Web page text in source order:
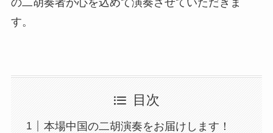
の二胡奏者が心を込めて演奏させていただきま
す。
目次
本場中国の二胡演奏をお届けします！